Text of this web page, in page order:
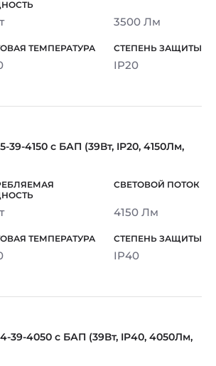
3500 Лм
IP20
39-4150 с БАП (39Вт, IP20, 4150Лм,
4150 Лм
IP40
39-4050 с БАП (39Вт, IP40, 4050Лм,